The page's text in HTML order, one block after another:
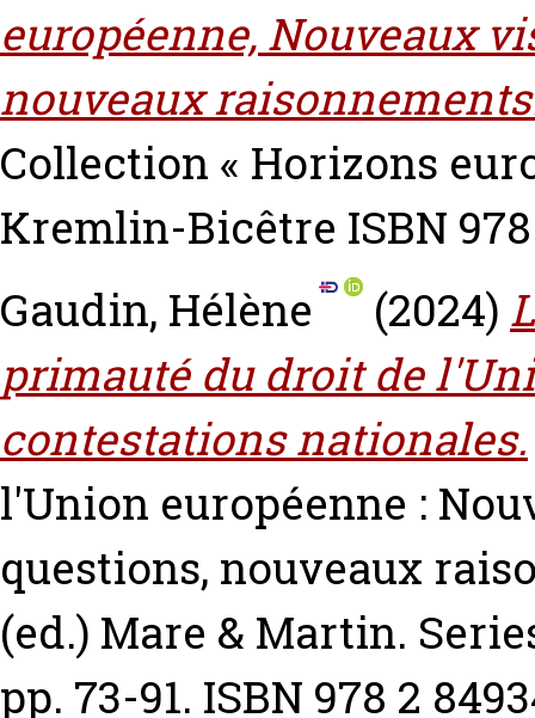
européenne, Nouveaux
nouveaux
Collection « Horizons
Kremlin-Bicêtre ISBN
Gaudin, Hélène
(2024)
primauté du droit de
contestations nationales.
l'Union européenne :
questions, nouveaux
(ed.) Mare & Martin.
pp. 73-91. ISBN 978 2